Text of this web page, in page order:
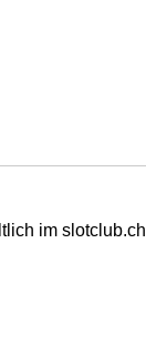
im slotclub.ch